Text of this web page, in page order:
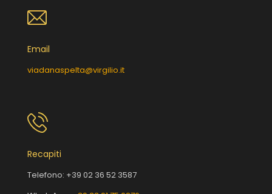
Email
viadanaspelta@virgilio.it
Recapiti
Telefono: +39 02 36 52 3587